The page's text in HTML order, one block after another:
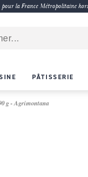
pour la France Métropolitaine
PÂTISSERIE
g - Agrimontana